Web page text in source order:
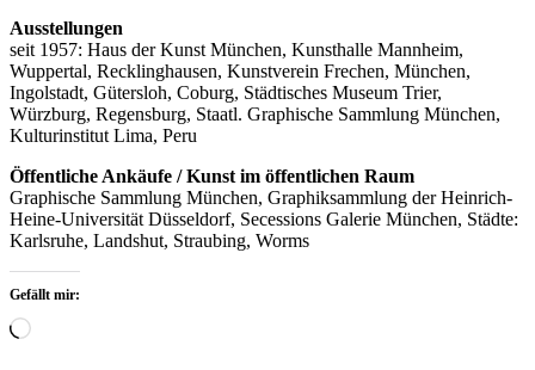
Ausstellungen
seit 1957: Haus der Kunst München, Kunsthalle Mannheim,
Wuppertal, Recklinghausen, Kunstverein Frechen, München,
Ingolstadt, Gütersloh, Coburg, Städtisches Museum Trier,
Würzburg, Regensburg, Staatl. Graphische Sammlung München,
Kulturinstitut Lima, Peru
Öffentliche Ankäufe / Kunst im öffentlichen Raum
Graphische Sammlung München, Graphiksammlung der Heinrich-
Heine-Universität Düsseldorf, Secessions Galerie München, Städte:
Karlsruhe, Landshut, Straubing, Worms
Gefällt mir:
Wird